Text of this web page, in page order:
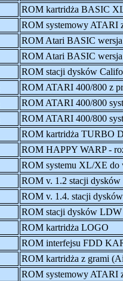
ROM kartridża BASIC
ROM systemowy
ROM Atari BASIC
ROM Atari BASIC
ROM stacji dysków
ROM ATARI 400/800 z
ROM ATARI 400/800
ROM ATARI 400/800
ROM kartridża TURBO
ROM HAPPY WARP -
ROM systemu XL/XE do
ROM v. 1.2 stacji
ROM v. 1.4. stacji
ROM stacji dysków
ROM kartridża LOGO
ROM interfejsu FDD
ROM kartridża z grami
ROM systemowy